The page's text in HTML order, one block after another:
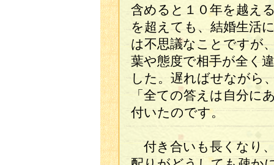
含めると１０年を越え
を超えても、結婚生活
は不思議なことですが
葉や態度で相手が全く
した。遅ればせながら
「全ての答えは自分に
付いたのです。
付き合いも長くなり